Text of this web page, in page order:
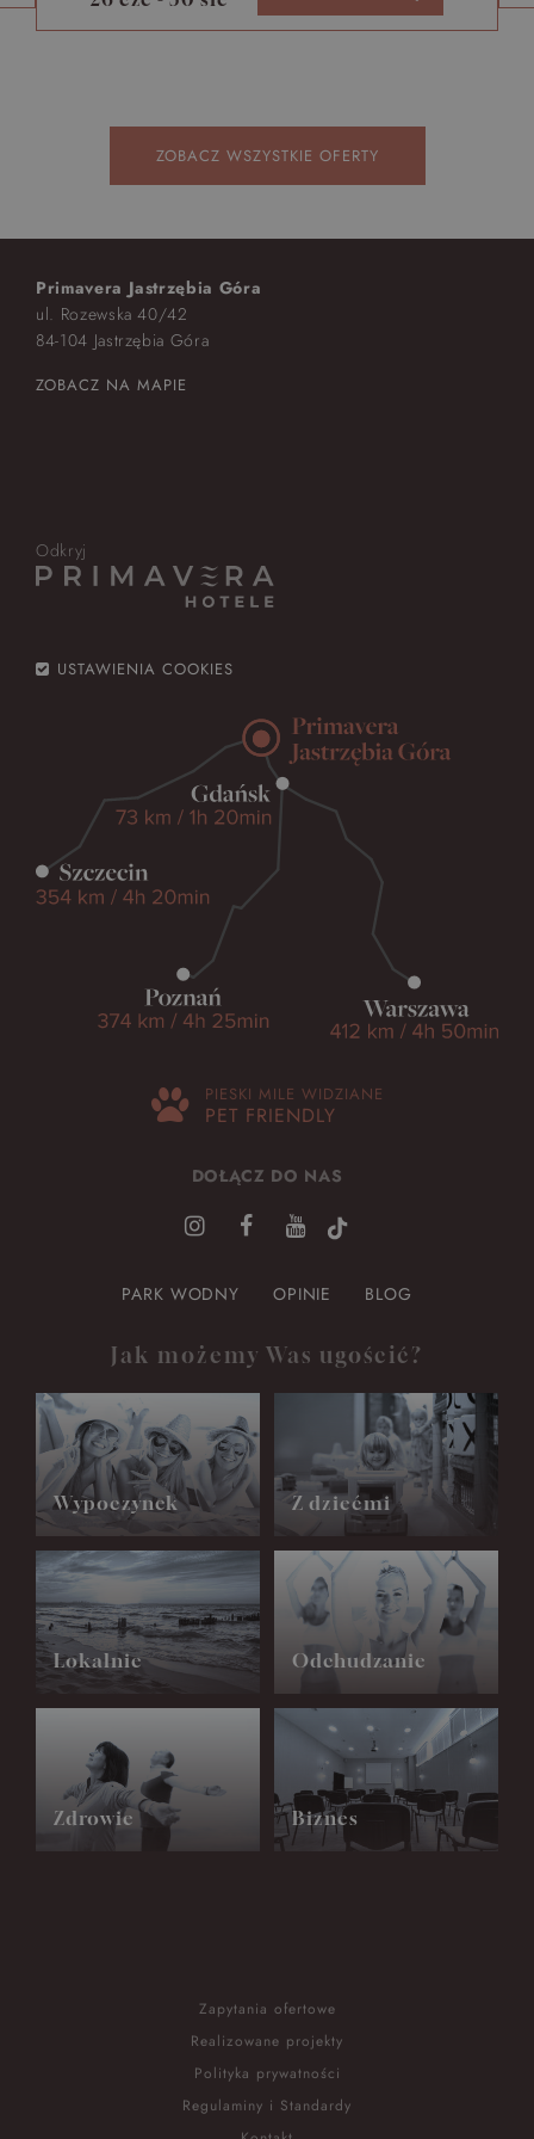
ZOBACZ WSZYSTKIE OFERTY
Primavera Jastrzębia Góra
ul. Rozewska 40/42
84-104 Jastrzębia Góra
ZOBACZ NA MAPIE
Odkryj
USTAWIENIA COOKIES
PIESKI MILE WIDZIANE
PET FRIENDLY
DOŁĄCZ DO NAS
PARK WODNY OPINIE BLOG
Jak możemy Was ugościć?
Wypoczynek Z dziećmi
Lokalnie Odchudzanie
Zdrowie Biznes
Zapytania ofertowe
Realizowane projekty
Polityka prywatności
Regulaminy i Standardy